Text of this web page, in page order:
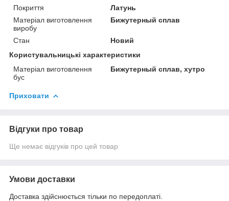
Покриття
Латунь
Матеріал виготовлення
виробу
Бижутерный сплав
Стан
Новий
Користувальницькі характеристики
Матеріал виготовлення
бус
Бижутерный сплав, хутро
Приховати
Відгуки про товар
Ще немає відгуків про цей товар
Умови доставки
Доставка здійснюється тільки по передоплаті.